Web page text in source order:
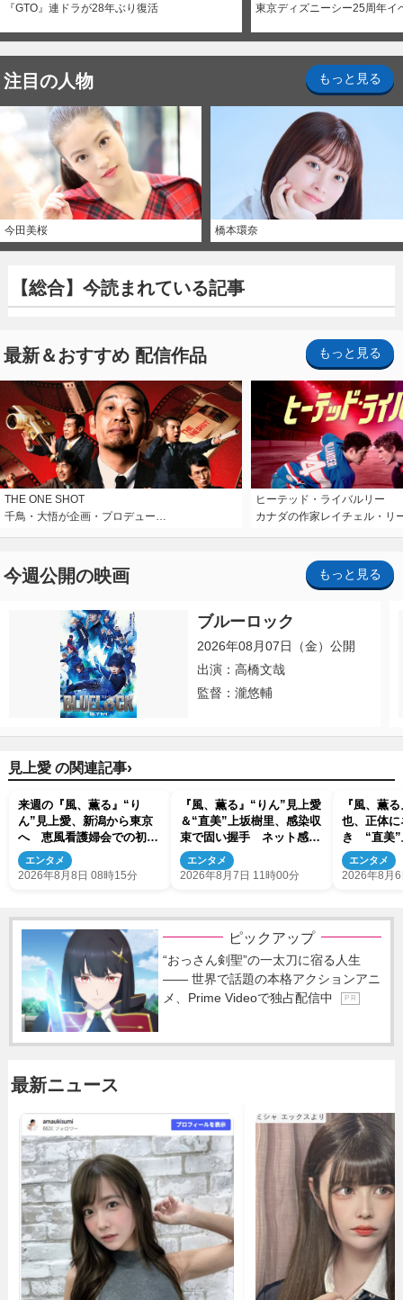
『GTO』連ドラが28年ぶり復活 東京ディズニーシー25周年イ
注目の人物 もっと見る
今田美桜 橋本環奈
【総合】今読まれている記事
最新＆おすすめ 配信作品 もっと見る
THE ONE SHOT
千鳥・大悟が企画・プロデュー…
ヒーテッド・ライバルリー
カナダの作家レイチェル・リ
今週公開の映画 もっと見る
ブルーロック
2026年08月07日（金）公開
出演：高橋文哉
監督：瀧悠輔
見上愛 の関連記事›
来週の『風、薫る』“り
ん”見上愛、新潟から東京
へ 恵風看護婦会での初仕
事に向かう
エンタメ
2026年8月8日 08時15分
『風、薫る』“りん”見上愛
＆“直美”上坂樹里、感染収
束で固い握手 ネット感動
「このバディは最強」「ア
ツい」
エンタメ
2026年8月7日 11時00分
『風、薫
也、正体
き “直美”
会いにも
くれそう
エンタメ
2026年8月
ピックアップ
“おっさん剣聖”の一太刀に宿る人生
―― 世界で話題の本格アクションアニ
メ、Prime Videoで独占配信中
P R
最新ニュース